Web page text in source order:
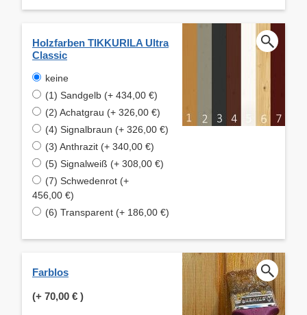
Holzfarben TIKKURILA Ultra
Classic
keine
(1) Sandgelb (+ 434,00 €)
(2) Achatgrau (+ 326,00 €)
(4) Signalbraun (+ 326,00 €)
(3) Anthrazit (+ 340,00 €)
(5) Signalweiß (+ 308,00 €)
(7) Schwedenrot (+
456,00 €)
(6) Transparent (+ 186,00 €)
Farblos
(+ 70,00 € )